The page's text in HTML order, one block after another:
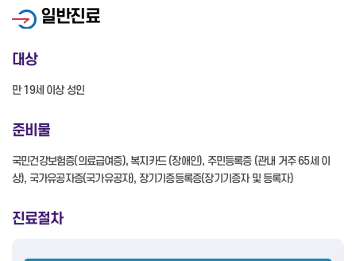
일반진료
대상
만 19세 이상 성인
준비물
국민건강보험증(의료급여증), 복지카드 (장애인), 주민등록증 (관내 거주 65세 이
상), 국가유공자증(국가유공자), 장기기증등록증(장기기증자 및 등록자)
진료절차